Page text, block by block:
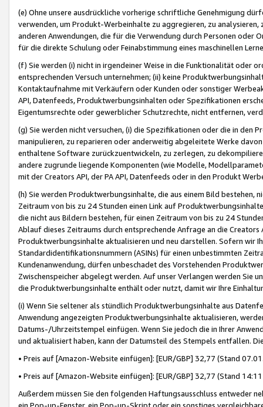
(e) Ohne unsere ausdrückliche vorherige schriftliche Genehmigung
verwenden, um Produkt-Werbeinhalte zu aggregieren, zu
anderen Anwendungen, die für die Verwendung durch Personen
für die direkte Schulung oder Feinabstimmung eines maschinellen
(f) Sie werden (i) nicht in irgendeiner Weise in die Funktionalität oder
entsprechenden Versuch unternehmen; (ii) keine
Kontaktaufnahme mit Verkäufern oder Kunden oder sonstiger
API, Datenfeeds, Produktwerbungsinhalten oder Spezifikationen
Eigentumsrechte oder gewerblicher Schutzrechte, nicht entfernen,
(g) Sie werden nicht versuchen, (i) die Spezifikationen oder die in
manipulieren, zu reparieren oder anderweitig abgeleitete Werke
enthaltene Software zurückzuentwickeln, zu zerlegen, zu
andere zugrunde liegende Komponenten (wie Modelle,
mit der Creators API, der PA API, Datenfeeds oder in den Produkt
(h) Sie werden Produktwerbungsinhalte, die aus einem Bild bestehen,
Zeitraum von bis zu 24 Stunden einen Link auf
die nicht aus Bildern bestehen, für einen Zeitraum von bis zu 24
Ablauf dieses Zeitraums durch entsprechende Anfrage an die
Produktwerbungsinhalte aktualisieren und neu darstellen. Sofern wir
Standardidentifikationsnummern (ASINs) für einen unbestimmten
Kundenanwendung, dürfen unbeschadet des Vorstehenden
Zwischenspeicher abgelegt werden. Auf unser Verlangen werden Sie
die Produktwerbungsinhalte enthält oder nutzt, damit wir Ihre
(i) Wenn Sie seltener als stündlich Produktwerbungsinhalte aus
Anwendung angezeigten Produktwerbungsinhalte aktualisieren,
Datums-/Uhrzeitstempel einfügen. Wenn Sie jedoch die in Ihrer
und aktualisiert haben, kann der Datumsteil des Stempels entfallen.
• Preis auf [Amazon-Website einfügen]: [EUR/GBP] 32,77 (Stand
• Preis auf [Amazon-Website einfügen]: [EUR/GBP] 32,77 (Stand
Außerdem müssen Sie den folgenden Haftungsausschluss entweder
ein Pop-up-Fenster, ein Pop-up-Skript oder ein sonstiges